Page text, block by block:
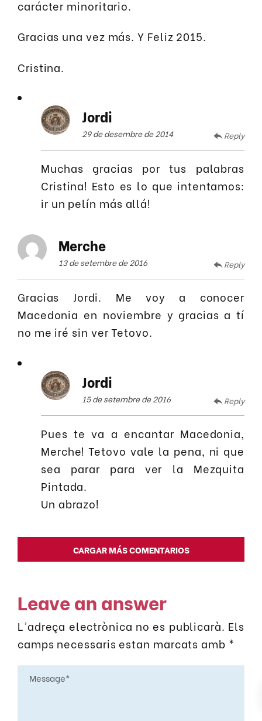
carácter minoritario.
Gracias una vez más. Y Feliz 2015.
Cristina.
Jordi
29 de desembre de 2014 Reply
Muchas gracias por tus palabras
Cristina! Esto es lo que intentamos:
ir un pelín más allá!
Merche
13 de setembre de 2016 Reply
Gracias Jordi. Me voy a conocer
Macedonia en noviembre y gracias a tí
no me iré sin ver Tetovo.
Jordi
15 de setembre de 2016 Reply
Pues te va a encantar Macedonia,
Merche! Tetovo vale la pena, ni que
sea parar para ver la Mezquita
Pintada.
Un abrazo!
CARGAR MÁS COMENTARIOS
Leave an answer
L'adreça electrònica no es publicarà. Els
camps necessaris estan marcats amb *